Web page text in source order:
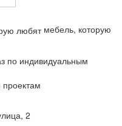
мебель, которую
2